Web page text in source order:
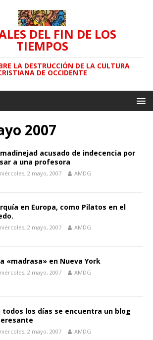
DEL FIN DE LOS
TIEMPOS
LA DESTRUCCIÓN DE LA CULTURA
DE OCCIDENTE
2007
acusado de indecencia por
a una profesora
2 mayo, 2007 AMDG
en Europa, como Pilatos en el
2 mayo, 2007 AMDG
«madrasa» en Nueva York
2 mayo, 2007 AMDG
todos los días se encuentra un blog
2 mayo, 2007 AMDG